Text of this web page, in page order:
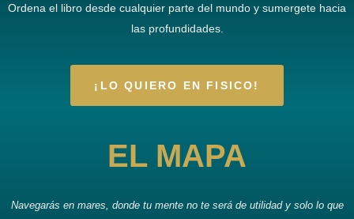
Ordena el libro desde cualquier parte del mundo y sumergete hacia
las profundidades.
¡LO QUIERO EN FISICO!
EL MAPA
Navegarás en mares, donde tu mente no te será de utilidad y solo lo que